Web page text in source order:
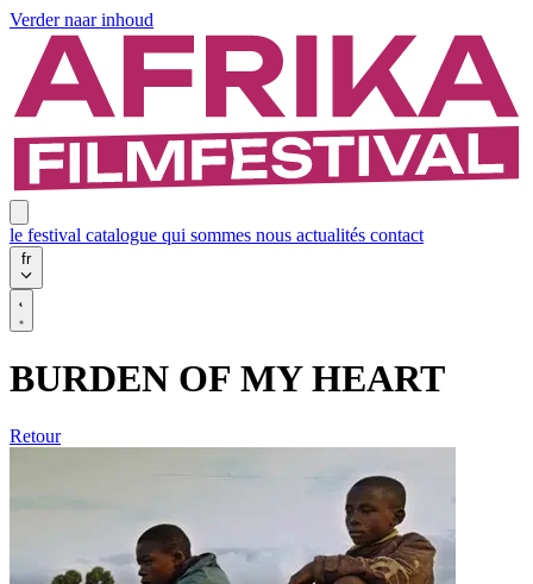
Verder naar inhoud
le festival catalogue qui sommes nous actualités contact
fr
BURDEN OF MY HEART
Retour